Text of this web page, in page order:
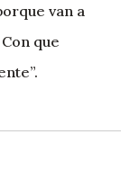
van a
que